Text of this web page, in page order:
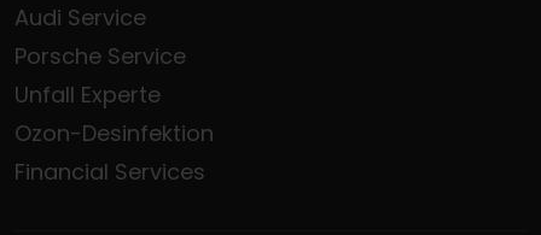
Audi Service
Porsche Service
Unfall Experte
Ozon-Desinfektion
Financial Services